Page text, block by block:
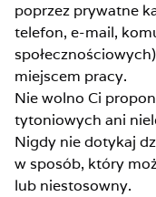
poprzez prywatne
telefon, e-mail,
miejscem pracy.
Nie wolno Ci
tytoniowych ani
Nigdy nie dotykaj
w sposób, który
lub niestosowny.